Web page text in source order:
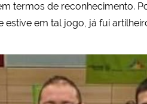
termos de reconhecimento.
em tal jogo, já fui